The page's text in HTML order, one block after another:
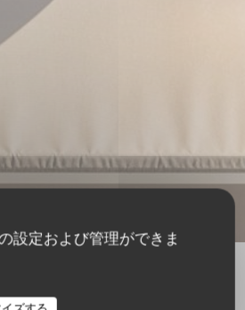
設定および管理ができま